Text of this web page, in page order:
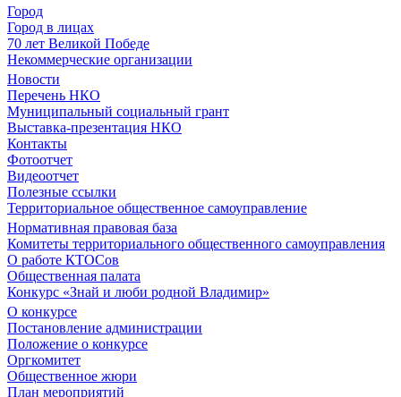
Город
Город в лицах
70 лет Великой Победе
Некоммерческие организации
Новости
Перечень НКО
Муниципальный социальный грант
Выставка-презентация НКО
Контакты
Фотоотчет
Видеоотчет
Полезные ссылки
Территориальное общественное самоуправление
Нормативная правовая база
Комитеты территориального общественного самоуправления
О работе КТОСов
Общественная палата
Конкурс «Знай и люби родной Владимир»
О конкурсе
Постановление администрации
Положение о конкурсе
Оргкомитет
Общественное жюри
План мероприятий